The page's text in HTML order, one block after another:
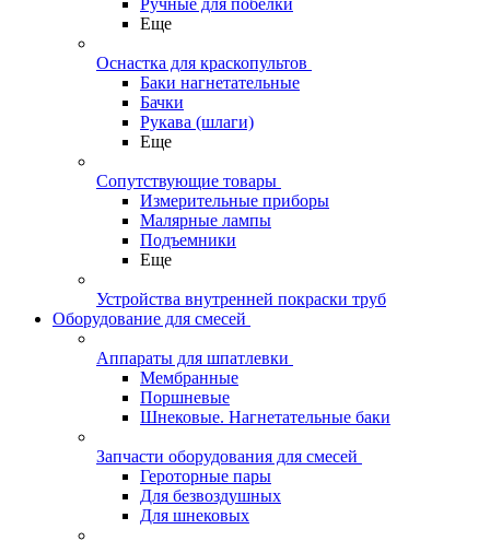
Ручные для побелки
Еще
Оснастка для краскопультов
Баки нагнетательные
Бачки
Рукава (шлаги)
Еще
Сопутствующие товары
Измерительные приборы
Малярные лампы
Подъемники
Еще
Устройства внутренней покраски труб
Оборудование для смесей
Аппараты для шпатлевки
Мембранные
Поршневые
Шнековые. Нагнетательные баки
Запчасти оборудования для смесей
Героторные пары
Для безвоздушных
Для шнековых